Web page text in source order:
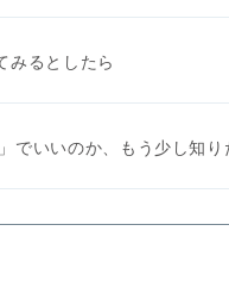
みるとしたら
でいいのか、もう少し知り